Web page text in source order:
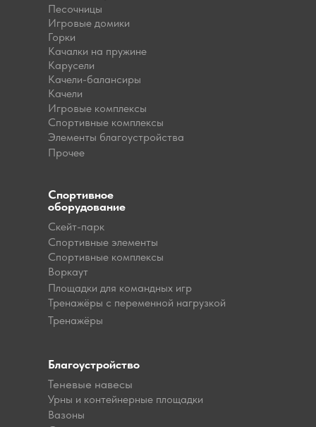
Вазоны
Урны и контейнерные площадки
Воркаут
Площадки для командных игр
Скейт-парк
Спортивные элементы
Спортивные комплексы
Тренажёры
Тренажёры с переменной нагрузкой
Горки
Игровые домики
Игровые комплексы
Карусели
Качалки на пружине
Качели
Качели-балансиры
Песочницы
Прочее
Спортивные комплексы
Элементы благоустройства
Благоустройство
Спортивное
оборудование
Теневые навесы